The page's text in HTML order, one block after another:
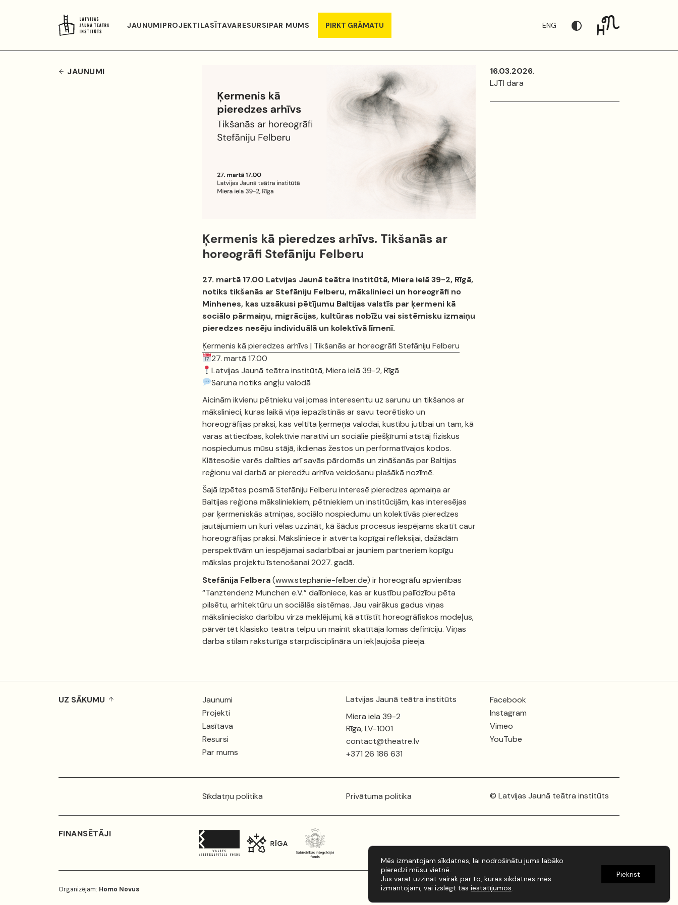
JAUNUMIPROJEKTILASĪTAVARESURSIPAR MUMS PIRKT GRĀMATU ENG
JAUNUMI
Ķermenis kā pieredzes arhīvs. Tikšanās ar
horeogrāfi Stefāniju Felberu
27. martā 17.00 Latvijas Jaunā teātra institūtā, Miera ielā 39-2, Rīgā,
notiks tikšanās ar Stefāniju Felberu, mākslinieci un horeogrāfi no
Minhenes, kas uzsākusi pētījumu Baltijas valstīs par ķermeni kā
sociālo pārmaiņu, migrācijas, kultūras nobīžu vai sistēmisku izmaiņu
pieredzes nesēju individuālā un kolektīvā līmenī.
Ķermenis kā pieredzes arhīvs | Tikšanās ar horeogrāfi Stefāniju Felberu
27. martā 17.00
Latvijas Jaunā teātra institūtā, Miera ielā 39-2, Rīgā
Saruna notiks angļu valodā
Aicinām ikvienu pētnieku vai jomas interesentu uz sarunu un tikšanos ar
mākslinieci, kuras laikā viņa iepazīstinās ar savu teorētisko un
horeogrāfijas praksi, kas veltīta ķermeņa valodai, kustību jutībai un tam, kā
varas attiecības, kolektīvie naratīvi un sociālie piešķīrumi atstāj fiziskus
nospiedumus mūsu stājā, ikdienas žestos un performatīvajos kodos.
Klātesošie varēs dalīties arī savās pārdomās un zināšanās par Baltijas
reģionu vai darbā ar pieredžu arhīva veidošanu plašākā nozīmē.
Šajā izpētes posmā Stefāniju Felberu interesē pieredzes apmaiņa ar
Baltijas reģiona māksliniekiem, pētniekiem un institūcijām, kas interesējas
par ķermeniskās atmiņas, sociālo nospiedumu un kolektīvās pieredzes
jautājumiem un kuri vēlas uzzināt, kā šādus procesus iespējams skatīt caur
horeogrāfijas praksi. Māksliniece ir atvērta kopīgai refleksijai, dažādām
perspektīvām un iespējamai sadarbībai ar jauniem partneriem kopīgu
mākslas projektu īstenošanai 2027. gadā.
Stefānija Felbera(www.stephanie-felber.de) ir horeogrāfu apvienības
“Tanztendenz Munchen e.V.” dalībniece, kas ar kustību palīdzību pēta
pilsētu, arhitektūru un sociālās sistēmas. Jau vairākus gadus viņas
māksliniecisko darbību virza meklējumi, kā attīstīt horeogrāfiskos modeļus,
pārvērtēt klasisko teātra telpu un mainīt skatītāja lomas definīciju. Viņas
darba stilam raksturīga starpdisciplināra un iekļaujoša pieeja.
16.03.2026.
LJTI dara
UZ SĀKUMU
Jaunumi
Projekti
Lasītava
Resursi
Par mums
Latvijas Jaunā teātra institūts
Miera iela 39-2
Rīga, LV-1001
contact@theatre.lv
+371 26 186 631
Facebook
Instagram
Vimeo
YouTube
Sīkdatņu politika Privātuma politika © Latvijas Jaunā teātra institūts
FINANSĒTĀJI
Organizējam: Homo Novus Izstrāde:
Mēs izmantojam sīkdatnes, lai nodrošinātu jums labāko
pieredzi mūsu vietnē.
Jūs varat uzzināt vairāk par to, kuras sīkdatnes mēs
izmantojam, vai izslēgt tās iestatījumos.
Piekrist